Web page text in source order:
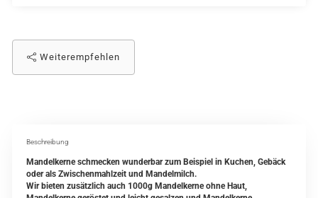
Weiterempfehlen
Beschreibung
Mandelkerne schmecken wunderbar zum Beispiel in Kuchen, Gebäck
oder als Zwischenmahlzeit und Mandelmilch.
Wir bieten zusätzlich auch 1000g Mandelkerne ohne Haut,